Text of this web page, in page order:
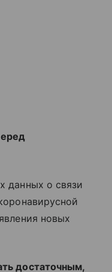
данных о связи
новых
достаточным,